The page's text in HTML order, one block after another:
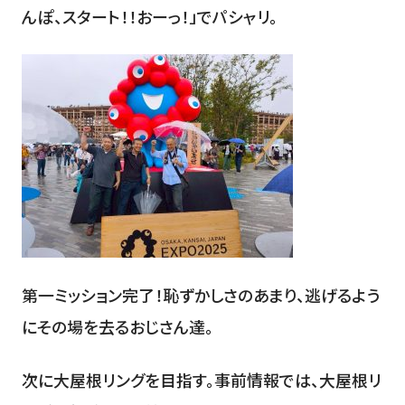
んぽ、スタート！！おーっ！」でパシャリ。
第一ミッション完了！恥ずかしさのあまり、逃げるよう
にその場を去るおじさん達。
次に大屋根リングを目指す。事前情報では、大屋根リ